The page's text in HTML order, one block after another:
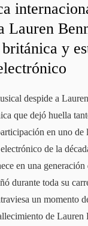
Lauren
y
despide a
que dejó huella
en uno de
de la
en una generación
durante toda su
un momento
de Lauren